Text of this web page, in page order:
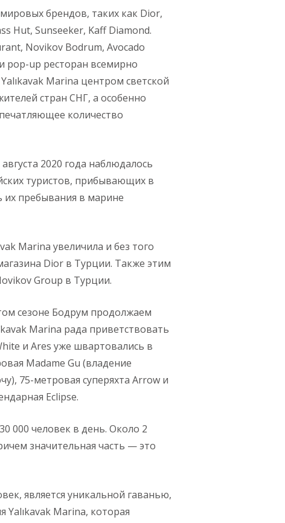
брендов, таких как Dior,
Hut, Sunseeker, Kaff Diamond.
Novikov Bodrum, Avocado
pop-up ресторан всемирно
Marina центром светской
стран СНГ, а особенно
количество
2020 года наблюдалось
туристов, прибывающих в
их пребывания в марине
Marina увеличила и без того
Dior в Турции. Также этим
Group в Турции.
сезоне Бодрум продолжаем
Marina рада приветствовать
и Ares уже швартовались в
Madame Gu (владение
75-метровая суперяхта Arrow и
Eclipse.
000 человек в день. Около 2
значительная часть — это
является уникальной гаванью,
Marina, которая